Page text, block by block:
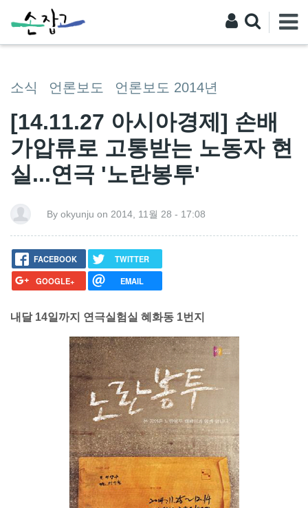
소식 언론보도 언론보도 2014년
[14.11.27 아시아경제] 손배
가압류로 고통받는 노동자 현
실...연극 '노란봉투'
By okyunju on 2014, 11월 28 - 17:08
FACEBOOK
TWITTER
GOOGLE+
EMAIL
내달 14일까지 연극실험실 혜화동 1번지